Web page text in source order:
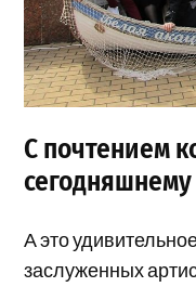
С почтением
сегодняшнему
А это
заслуженных